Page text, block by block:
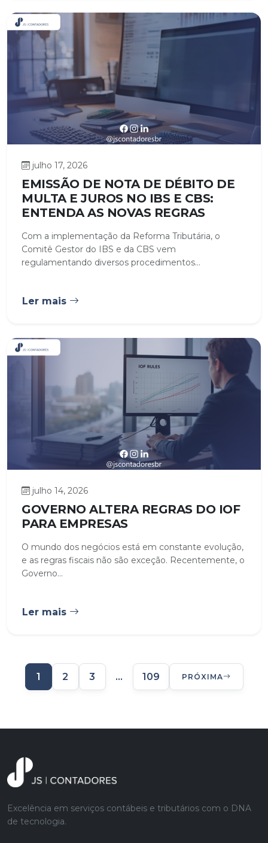
julho 17, 2026
EMISSÃO DE NOTA DE DÉBITO DE
MULTA E JUROS NO IBS E CBS:
ENTENDA AS NOVAS REGRAS
Com a implementação da Reforma Tributária, o
Comitê Gestor do IBS e da CBS vem
regulamentando diversos procedimentos...
Ler mais
julho 14, 2026
GOVERNO ALTERA REGRAS DO IOF
PARA EMPRESAS
O mundo dos negócios está em constante evolução,
e as regras fiscais não são exceção. Recentemente, o
Governo...
Ler mais
1 2 3 … 109 PRÓXIMA
Excelência em serviços contábeis e tributários com o DNA
de tecnologia.